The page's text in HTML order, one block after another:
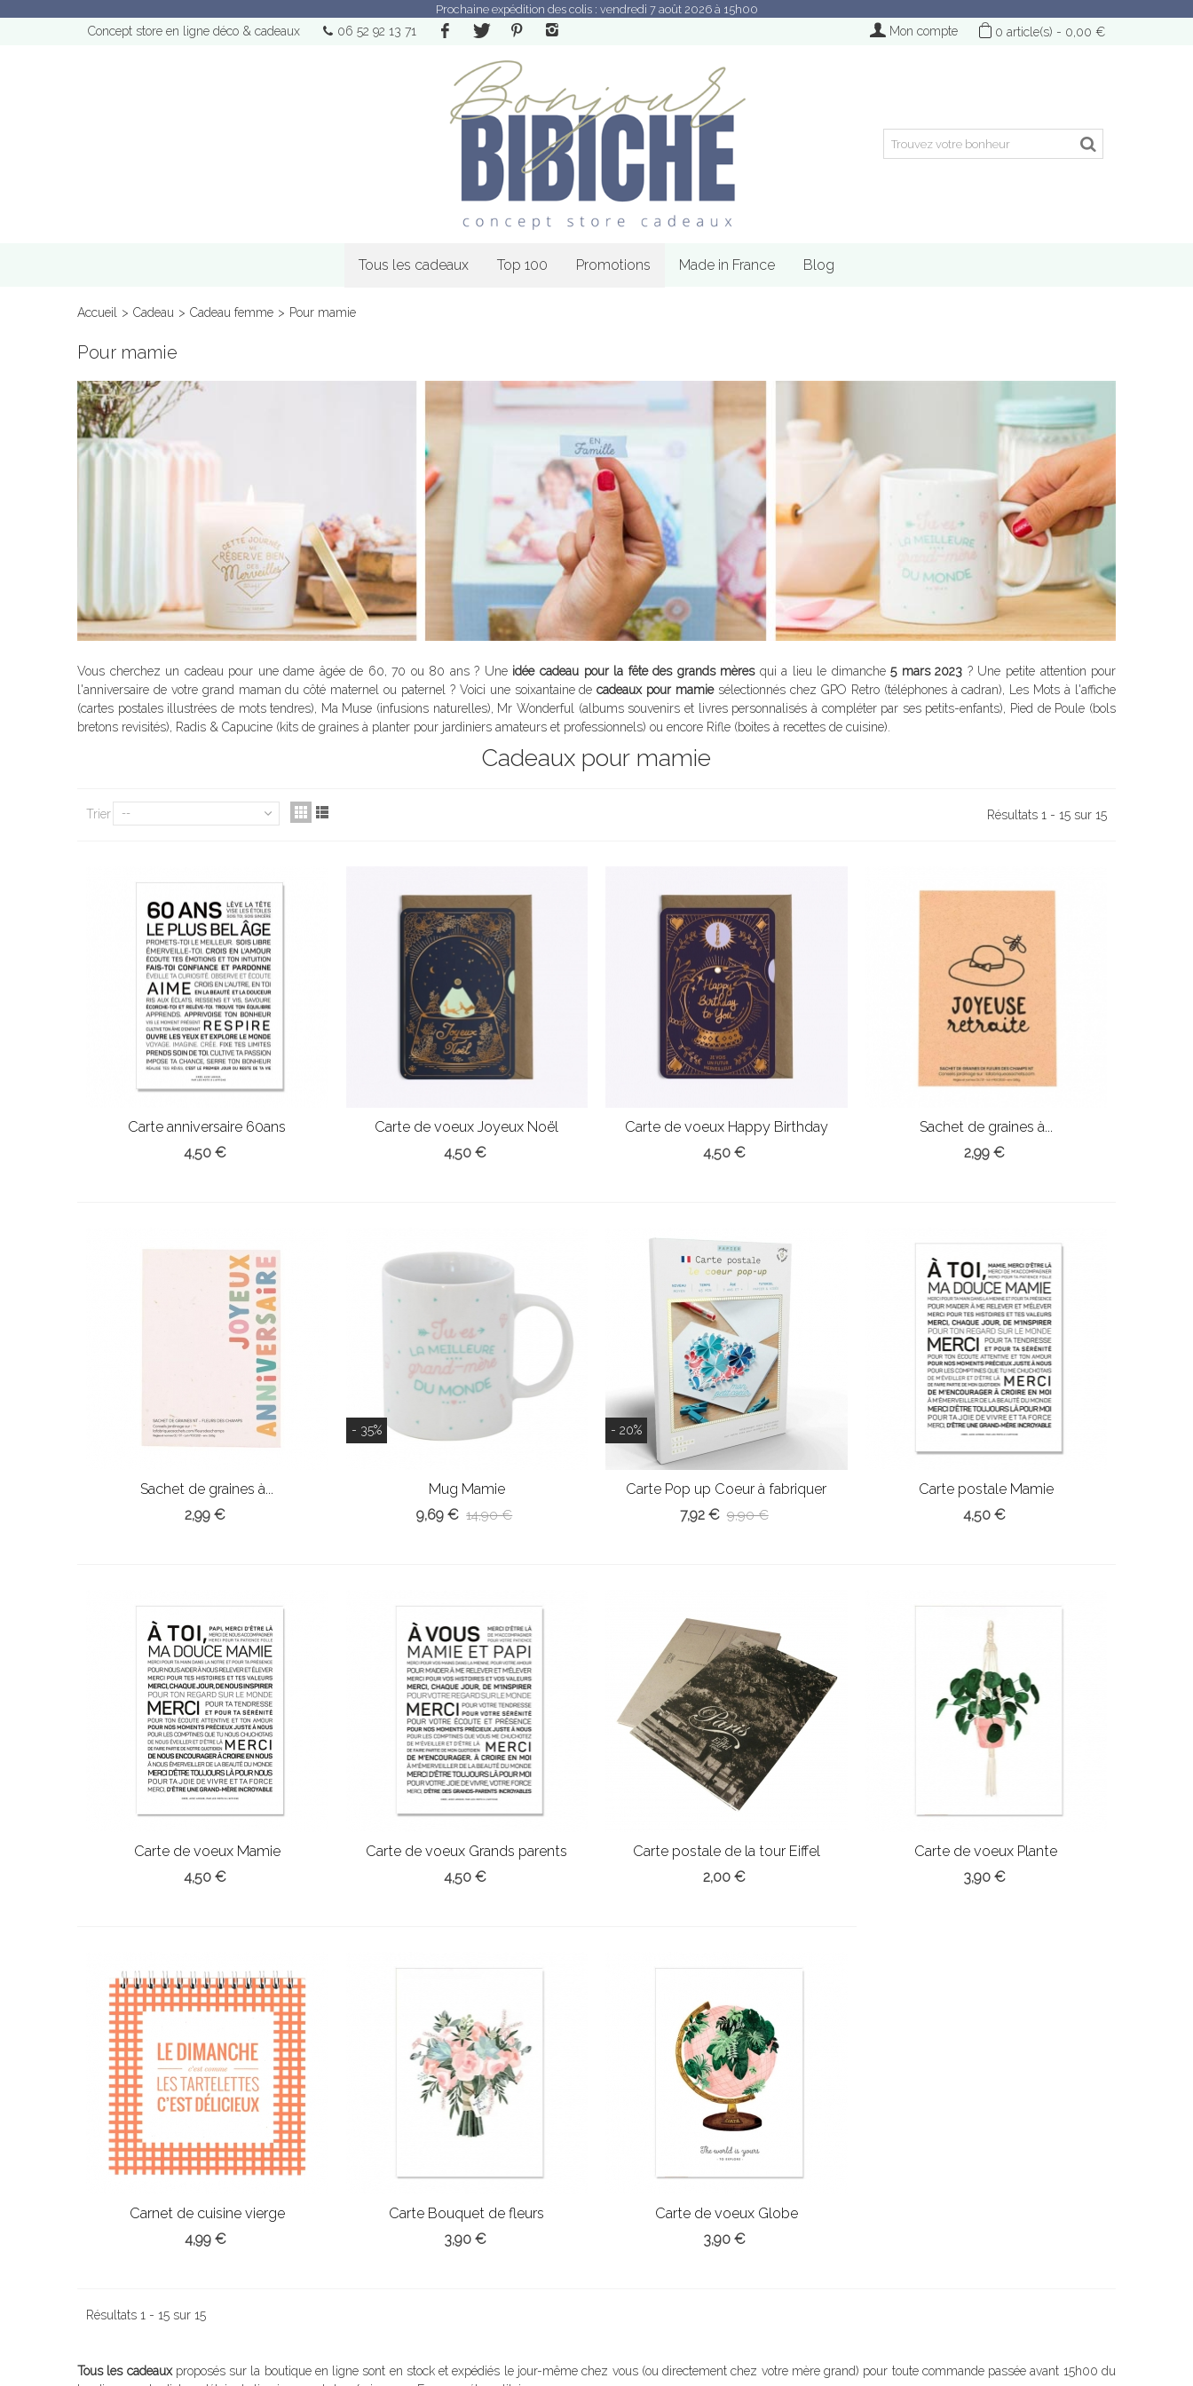
Prochaine expédition des colis : vendredi 7 août 2026 à 15h00
Concept store en ligne déco & cadeaux 06 52 92 13 71 0 article(s) - 0,00 €
Mon compte
Tous les cadeaux Top 100 Promotions Made in France Blog
Accueil > Cadeau > Cadeau femme > Pour mamie
Pour mamie
Vous cherchez un cadeau pour une dame âgée de 60, 70 ou 80 ans ? Une idée cadeau pour la fête des grands mèresqui a lieu le dimanche5 mars 2023 ? Une petite attention pour
l'anniversaire de votre grand maman du côté maternel ou paternel ? Voici une soixantaine decadeaux pour mamiesélectionnés chez GPO Retro (téléphones à cadran), Les Mots à l'affiche
(cartes postales illustrées de mots tendres), Ma Muse (infusions naturelles), Mr Wonderful (albums souvenirs et livres personnalisés à compléter par ses petits-enfants), Pied de Poule (bols
bretons revisités), Radis & Capucine (kits de graines à planter pour jardiniers amateurs et professionnels) ou encore Rifle (boites à recettes de cuisine).
Cadeaux pour mamie
Trier -- Résultats 1 - 15 sur 15
Carte anniversaire 60ans
4,50 €
Carte de voeux Joyeux Noël
4,50 €
Carte de voeux Happy Birthday
4,50 €
Sachet de graines à...
2,99 €
Sachet de graines à...
2,99 €
- 35%
Mug Mamie
9,69 € 14,90 €
- 20%
Carte Pop up Coeur à fabriquer
7,92 € 9,90 €
Carte postale Mamie
4,50 €
Carte de voeux Mamie
4,50 €
Carte de voeux Grands parents
4,50 €
Carte postale de la tour Eiffel
2,00 €
Carte de voeux Plante
3,90 €
Carnet de cuisine vierge
4,99 €
Carte Bouquet de fleurs
3,90 €
Carte de voeux Globe
3,90 €
Résultats 1 - 15 sur 15
Tous les cadeauxproposés sur la boutique en ligne sont en stock et expédiés le jour-même chez vous (ou directement chez votre mère grand) pour toute commande passée avant 15h00 du